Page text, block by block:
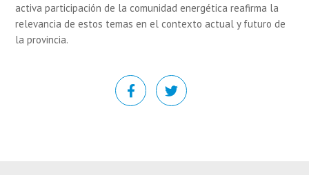
activa participación de la comunidad energética reafirma la
relevancia de estos temas en el contexto actual y futuro de
la provincia.